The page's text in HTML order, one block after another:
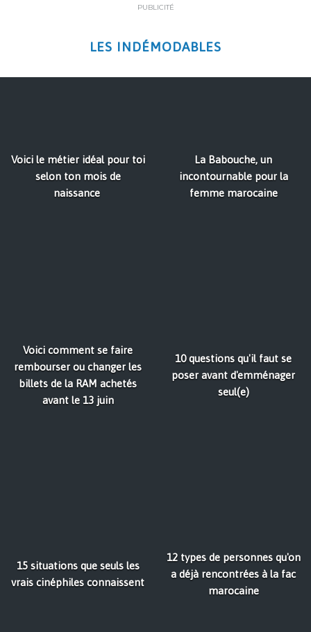
PUBLICITÉ
LES INDÉMODABLES
Voici le métier idéal pour toi
selon ton mois de
naissance
La Babouche, un
incontournable pour la
femme marocaine
Voici comment se faire
rembourser ou changer les
billets de la RAM achetés
avant le 13 juin
10 questions qu'il faut se
poser avant d'emménager
seul(e)
15 situations que seuls les
vrais cinéphiles connaissent
12 types de personnes qu'on
a déjà rencontrées à la fac
marocaine